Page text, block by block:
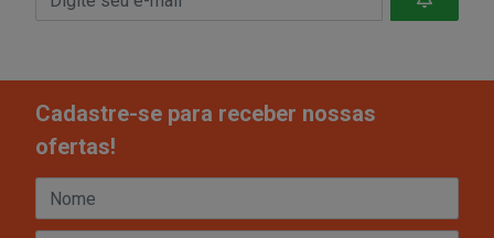
Cadastre-se para receber nossas
ofertas!